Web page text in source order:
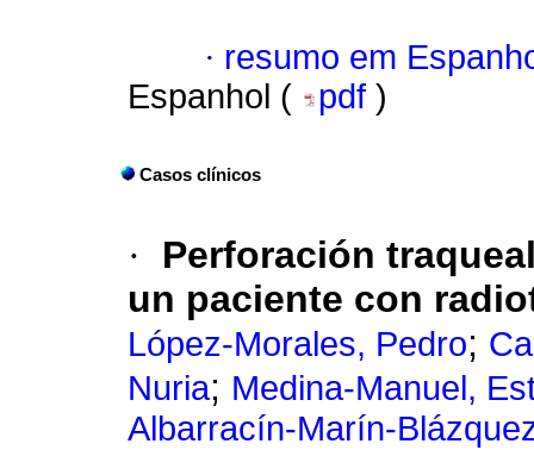
· resumo em
Espanhol (
pdf )
Casos clínicos
·
Perforación
un paciente con
López-Morales, Pedro;
Nuria; Medina-Manuel,
Albarracín-Marín-